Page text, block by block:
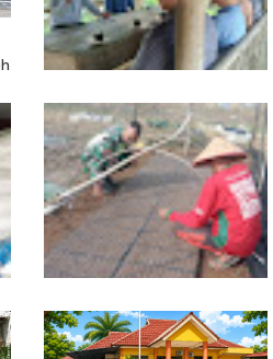
Sambil Ngopi, Plh. Pasiter
Kodim 0118/Subulussalam
Beri Motivasi Pemuda Calon
Peserta Seleksi Komcad
Dari Bibit Jadi Harapan,